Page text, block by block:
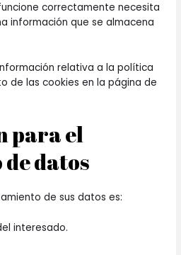
correctamente necesita
información que se almacena
relativa a la política
de las cookies en la página de
para el
datos
de sus datos es:
interesado.